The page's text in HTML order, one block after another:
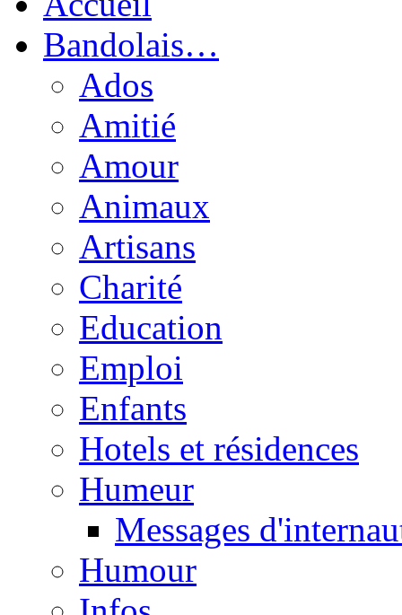
Bandolais…
Ados
Amitié
Amour
Animaux
Artisans
Charité
Education
Emploi
Enfants
Hotels et résidences
Humeur
Messages
Humour